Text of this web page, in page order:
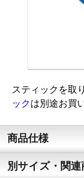
スティックを取
ックは別途お買
商品仕様
別サイズ・関連